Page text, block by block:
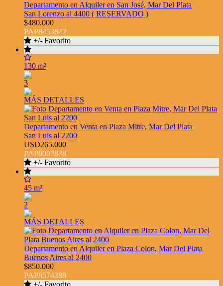
Departamento en Alquiler en San José, Mar Del Plata
San Lorenzo al 4400 ( RESERVADO )
$480.000
PAP8453842
+/- Favorito
130 m²
3
MÁS DETALLES
Departamento en Venta en Plaza Mitre, Mar Del Plata
San Luis al 2200
USD265.000
PAP8007878
+/- Favorito
45 m²
2
MÁS DETALLES
Departamento en Alquiler en Plaza Colon, Mar Del Plata
Buenos Aires al 2400
$850.000
PAP8574288
+/- Favorito